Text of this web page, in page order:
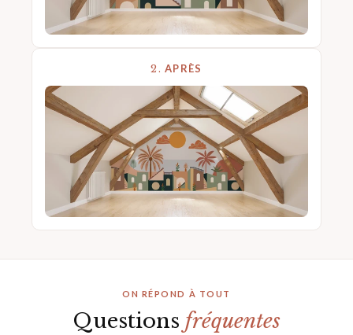
2. APRÈS
ON RÉPOND À TOUT
Questions fréquentes